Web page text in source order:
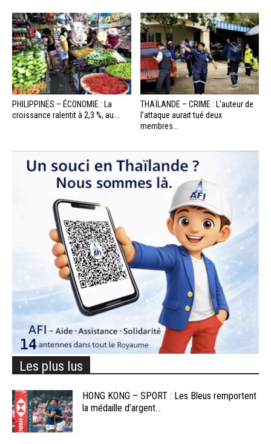
PHILIPPINES – ÉCONOMIE : La
croissance ralentit à 2,3 %, au...
THAÏLANDE – CRIME : L’auteur de
l’attaque aurait tué deux
membres...
Les plus lus
HONG KONG – SPORT : Les Bleus remportent
la médaille d’argent...